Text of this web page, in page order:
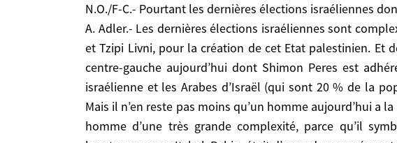
N.O./F-C.- Pourtant les dernières élections israéliennes
A. Adler.- Les dernières élections israéliennes sont
et Tzipi Livni, pour la création de cet Etat palestinien. Et
centre-gauche aujourd’hui dont Shimon Peres est
israélienne et les Arabes d’Israël (qui sont 20 % de la
Mais il n’en reste pas moins qu’un homme aujourd’hui a
homme d’une très grande complexité, parce qu’il
cet Etat palestinien. Je dirais même qu’elle l’était bien
début des années 1970. Mais ce qui est intéressant, c’est de
du Erout de Begin, ont fait ce chemin. Sharon, qui venait de
Netanyahu ne l’a pas encore fait, mais il est très
adolescent aux Etats-Unis, il connaît l’Amérique. Et pour
absolument pas. Yitzhak Shamir était un vieil agent
l’impressionnait pas. Netanyahu, oui. Mais il doit rompre
mère, qui lui a déjà dit, lorsqu’il a abandonné Hebron, qu’il